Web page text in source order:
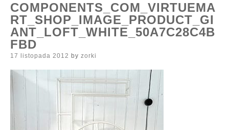
COMPONENTS_COM_VIRTUEMA
RT_SHOP_IMAGE_PRODUCT_GI
ANT_LOFT_WHITE_50A7C28C4B
FBD
Posted
17 listopada 2012 by zorki